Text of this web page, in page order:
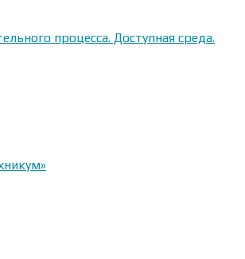
процесса. Доступная среда.